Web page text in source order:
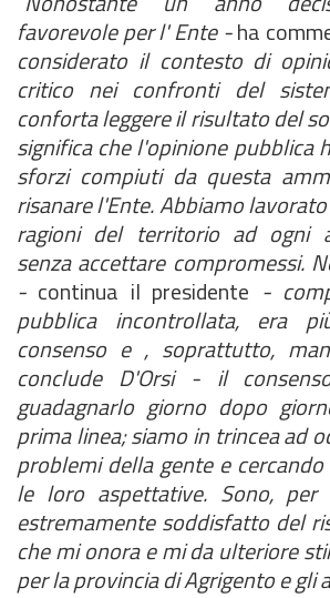
favorevole per l' Ente -ha
considerato il contesto di
critico nei confronti del
conforta leggere il risultato del
significa che l'opinione pubblica
sforzi compiuti da questa
risanare l'Ente. Abbiamo
ragioni del territorio ad ogni
senza accettare compromessi.
- continua il presidente -
pubblica incontrollata, era
consenso e , soprattutto,
conclude D'Orsi - il
guadagnarlo giorno dopo
prima linea; siamo in trincea ad
problemi della gente e
le loro aspettative. Sono, per
estremamente soddisfatto del
che mi onora e mi da ulteriore
per la provincia di Agrigento e gli